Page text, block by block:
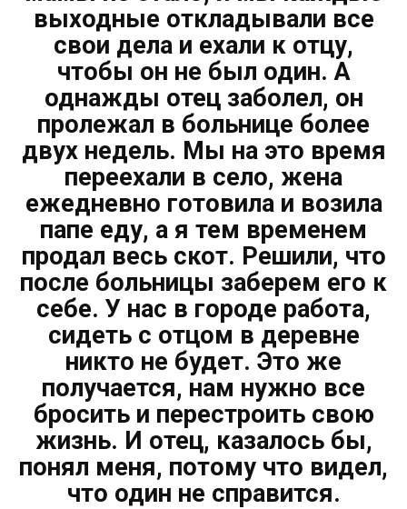
выходные откладывали все
свои дела и ехали к отцу,
чтобы он не был один. А
однажды отец заболел, он
пролежал в больнице более
двух недель. Мы на это время
переехали в село, жена
ежедневно готовила и возила
папе еду, а я тем временем
продал весь скот. Решили, что
после больницы заберем его к
себе. У нас в городе работа,
сидеть с отцом в деревне
никто не будет. Это же
получается, нам нужно все
бросить и перестроить свою
жизнь. И отец, казалось бы,
понял меня, потому что видел,
что один не справится.